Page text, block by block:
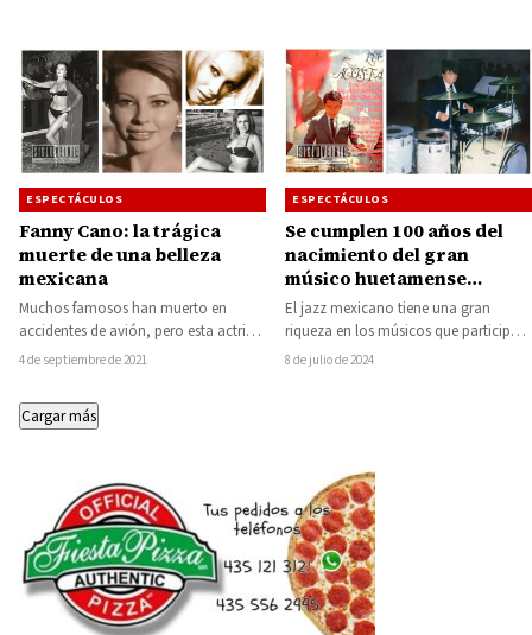
ESPECTÁCULOS
Fanny Cano: la trágica
muerte de una belleza
mexicana
Muchos famosos han muerto en
accidentes de avión, pero esta actriz
falleció en un aterrador accidente que
4 de septiembre de 2021
ESPECTÁCULOS
Se cumplen 100 años del
nacimiento del gran
músico huetamense
Leobardo «Leo» Acosta
Quintanar
El jazz mexicano tiene una gran
riqueza en los músicos que participan
en su desarrollo y destino, sus…
8 de julio de 2024
Cargar más